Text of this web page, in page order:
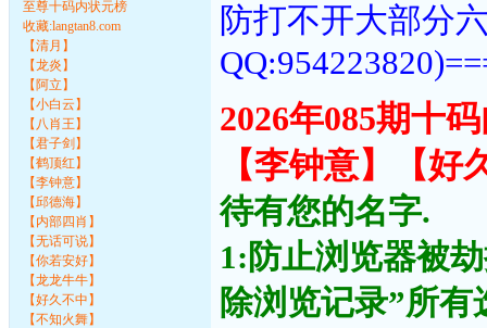
至尊十码内状元榜
收藏:langtan8.com
【清月】
【龙炎】
【阿立】
【小白云】
【八肖王】
【君子剑】
【鹤顶红】
【李钟意】
【邱德海】
【内部四肖】
【无话可说】
【你若安好】
【龙龙牛牛】
【好久不中】
【不知火舞】
防打不开大部分
2026年085期十
【李钟意】【
待有您的名字.
1:防止浏览器被
除浏览记录”所